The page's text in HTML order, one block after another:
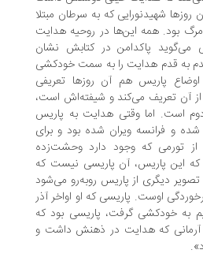
که به سرطان مبتلا
همه این‌ها در روحیه هدایت
پاکدامن در کتابش نشان
هدایت را به سمت خودکشی
هم آن روزها تعریفی
می‌کند و شیفته‌اش است،
اما وقتی هدایت به پاریس
ویران شده بود و برای
که وجود دارد وحشت‌زده
پاریس، آن پاریسی نیست که
از پاریس روبه‌رو می‌شود
پاریسی که او اواخر آذر
خودکشی گرفت، پاریسی بود که
که هدایت در ذهنش داشت و